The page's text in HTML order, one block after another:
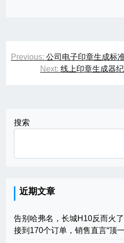
文Previous: 公司电子印章生成标
Next: 线上印章生成器
搜索
近期文章
告别哈弗名，长城H10反而火
接到170个订单，销售直言“顶